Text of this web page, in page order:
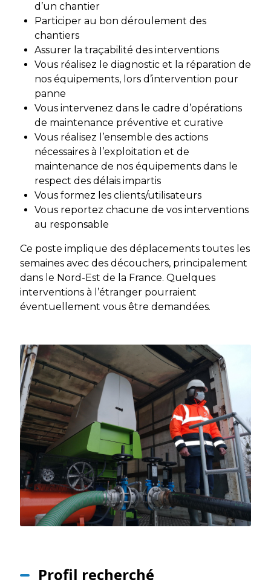
d’un chantier
Participer au bon déroulement des
chantiers
Assurer la traçabilité des interventions
Vous réalisez le diagnostic et la réparation de
nos équipements, lors d’intervention pour
panne
Vous intervenez dans le cadre d’opérations
de maintenance préventive et curative
Vous réalisez l’ensemble des actions
nécessaires à l’exploitation et de
maintenance de nos équipements dans le
respect des délais impartis
Vous formez les clients/utilisateurs
Vous reportez chacune de vos interventions
au responsable
Ce poste implique des déplacements toutes les
semaines avec des découchers, principalement
dans le Nord-Est de la France. Quelques
interventions à l’étranger pourraient
éventuellement vous être demandées.
Profil recherché